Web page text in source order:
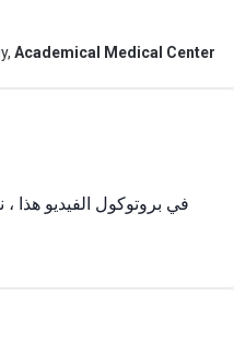
Academical Medical Center
في بروتوكول الفيديو